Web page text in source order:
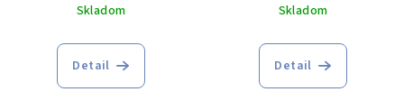
Skladom
Detail
Skladom
Detail